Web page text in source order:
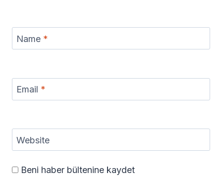
Name *
Email *
Website
Beni haber bültenine kaydet